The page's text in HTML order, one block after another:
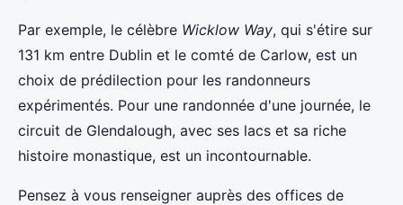
Par exemple, le célèbre Wicklow Way, qui s'étire sur
131 km entre Dublin et le comté de Carlow, est un
choix de prédilection pour les randonneurs
expérimentés. Pour une randonnée d'une journée, le
circuit de Glendalough, avec ses lacs et sa riche
histoire monastique, est un incontournable.
Pensez à vous renseigner auprès des offices de